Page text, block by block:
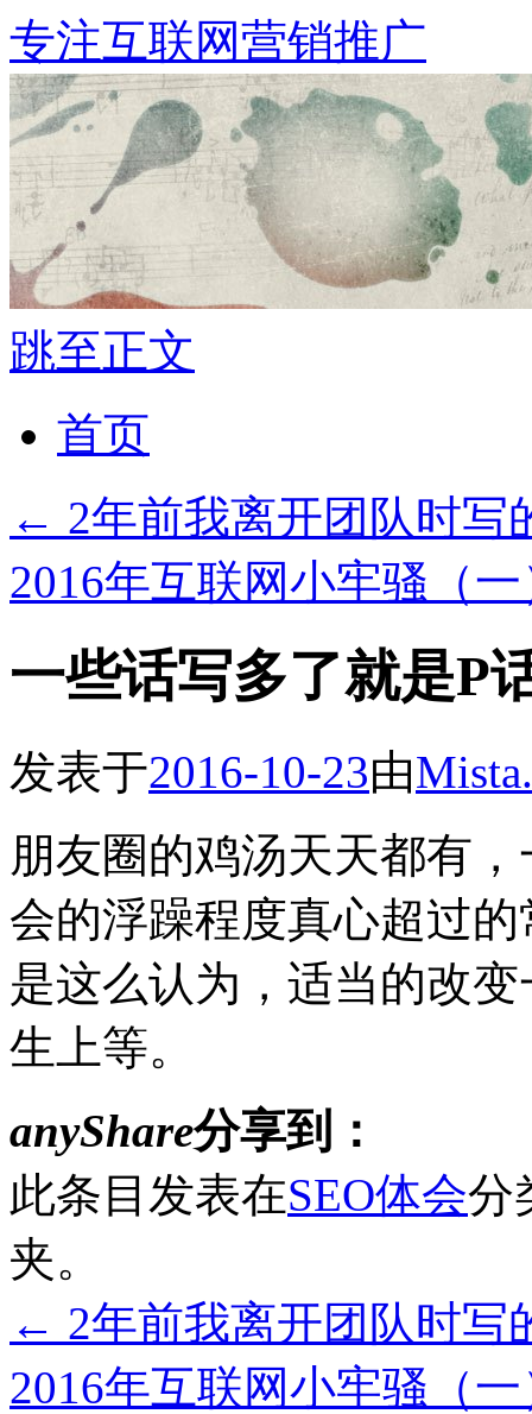
专注互联网营销推广
跳至正文
首页
← 2年前我离开团队时写
2016年互联网小牢骚（
一些话写多了就是P
发表于2016-10-23由
朋友圈的鸡汤天天都有
会的浮躁程度真心超过
是这么认为，适当的改
生上等。
anyShare分享到：
此条目发表在SEO体会分
夹。
← 2年前我离开团队时写
2016年互联网小牢骚（